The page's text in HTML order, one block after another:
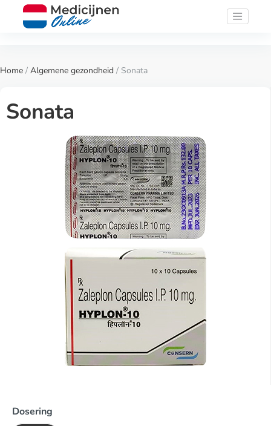
Home / Algemene gezondheid / Sonata
Sonata
Dosering